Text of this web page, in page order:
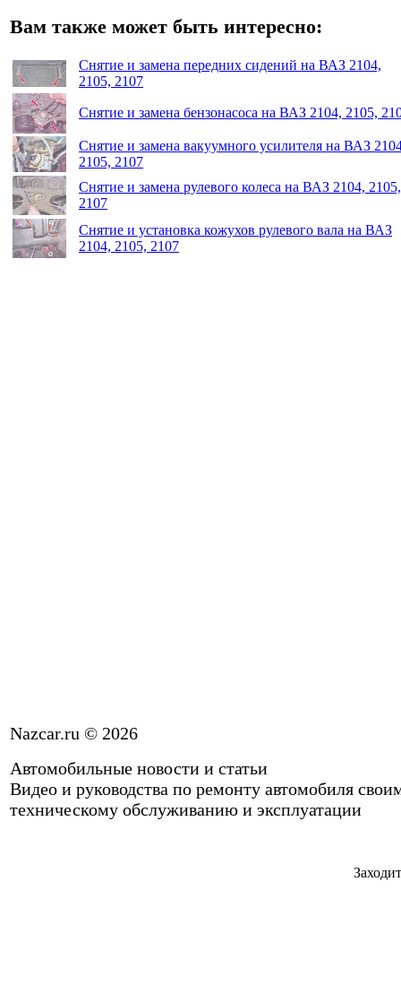
Вам также может быть интересно:
Снятие и замена передних сидений на ВАЗ 2104,
2105, 2107
Снятие и замена бензонасоса на ВАЗ 2104, 2105,
Снятие и замена вакуумного усилителя на ВАЗ
2105, 2107
Снятие и замена рулевого колеса на ВАЗ 2104, 2105,
2107
Снятие и установка кожухов рулевого вала на ВАЗ
2104, 2105, 2107
Nazcar.ru © 2026
Автомобильные новости и статьи
Видео и руководства по ремонту автомобиля
техническому обслуживанию и эксплуатации